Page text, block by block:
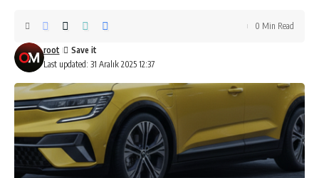
Last updated: 31 Aralık 2025 12:37
root
0 Min Read